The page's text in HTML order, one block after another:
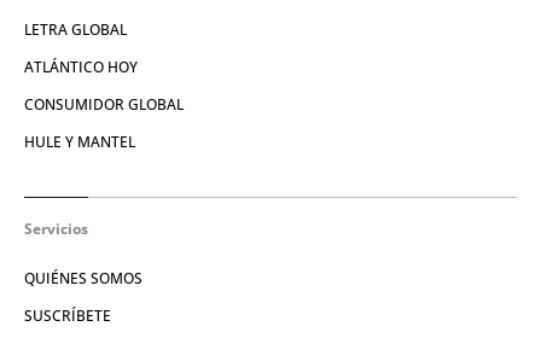
LETRA GLOBAL
ATLÁNTICO HOY
CONSUMIDOR GLOBAL
HULE Y MANTEL
Servicios
QUIÉNES SOMOS
SUSCRÍBETE